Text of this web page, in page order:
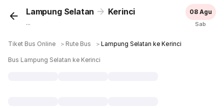
Lampung Selatan Kerinci
...
08 Agu
Sab
Tiket Bus Online ＞ Rute Bus ＞Lampung Selatan ke Kerinci
Bus Lampung Selatan ke Kerinci